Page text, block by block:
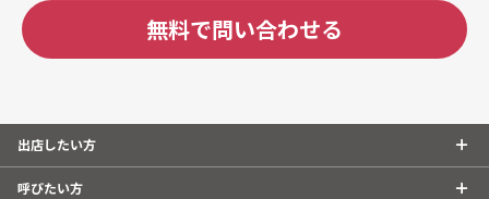
無料で問い合わせる
出店したい方
呼びたい方